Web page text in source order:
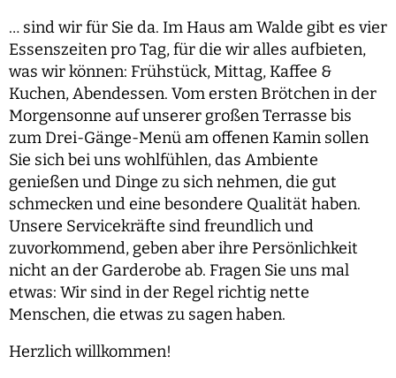
… sind wir für Sie da. Im Haus am Walde gibt es vier
Essenszeiten pro Tag, für die wir alles aufbieten,
was wir können: Frühstück, Mittag, Kaffee &
Kuchen, Abendessen. Vom ersten Brötchen in der
Morgensonne auf unserer großen Terrasse bis
zum Drei-Gänge-Menü am offenen Kamin sollen
Sie sich bei uns wohlfühlen, das Ambiente
genießen und Dinge zu sich nehmen, die gut
schmecken und eine besondere Qualität haben.
Unsere Servicekräfte sind freundlich und
zuvorkommend, geben aber ihre Persönlichkeit
nicht an der Garderobe ab. Fragen Sie uns mal
etwas: Wir sind in der Regel richtig nette
Menschen, die etwas zu sagen haben.
Herzlich willkommen!